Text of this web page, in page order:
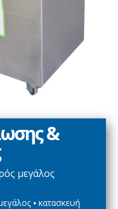
&
μεγάλος
⦁ κατασκευή